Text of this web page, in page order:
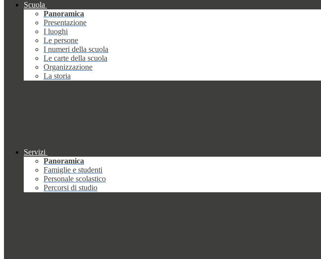
Scuola
Panoramica
Presentazione
I luoghi
Le persone
I numeri della scuola
Le carte della scuola
Organizzazione
La storia
Servizi
Panoramica
Famiglie e studenti
Personale scolastico
Percorsi di studio